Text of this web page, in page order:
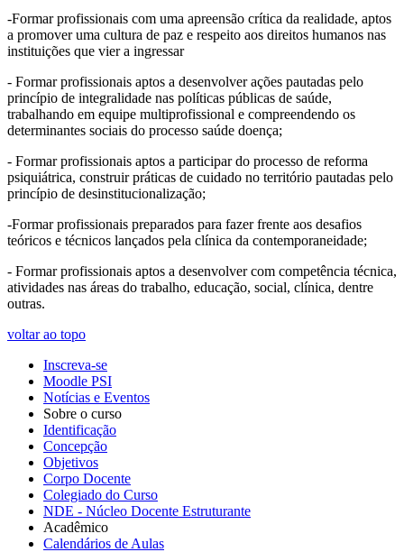
-Formar profissionais com uma apreensão crítica da realidade, aptos
a promover uma cultura de paz e respeito aos direitos humanos nas
instituições que vier a ingressar
- Formar profissionais aptos a desenvolver ações pautadas pelo
princípio de integralidade nas políticas públicas de saúde,
trabalhando em equipe multiprofissional e compreendendo os
determinantes sociais do processo saúde doença;
- Formar profissionais aptos a participar do processo de reforma
psiquiátrica, construir práticas de cuidado no território pautadas pelo
princípio de desinstitucionalização;
-Formar profissionais preparados para fazer frente aos desafios
teóricos e técnicos lançados pela clínica da contemporaneidade;
- Formar profissionais aptos a desenvolver com competência técnica,
atividades nas áreas do trabalho, educação, social, clínica, dentre
outras.
voltar ao topo
Inscreva-se
Moodle PSI
Notícias e Eventos
Sobre o curso
Identificação
Concepção
Objetivos
Corpo Docente
Colegiado do Curso
NDE - Núcleo Docente Estruturante
Acadêmico
Calendários de Aulas